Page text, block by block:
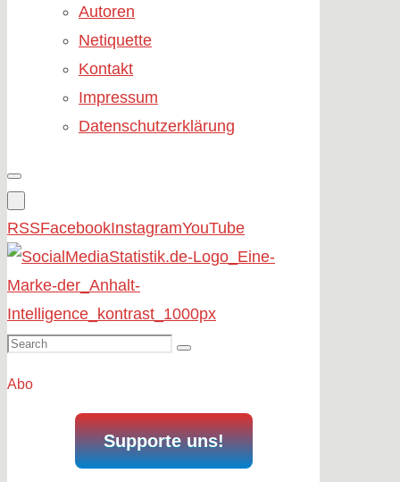
Autoren
Netiquette
Kontakt
Impressum
Datenschutzerklärung
RSSFacebookInstagramYouTube
Search
Search
Abo
Supporte uns!